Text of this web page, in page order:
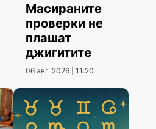
Масираните
проверки не
плашат
джигитите
06 авг. 2026 | 11:20